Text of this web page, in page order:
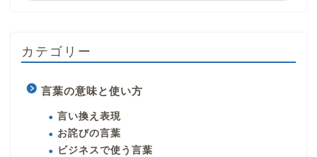
カテゴリー
言葉の意味と使い方
言い換え表現
お詫びの言葉
ビジネスで使う言葉